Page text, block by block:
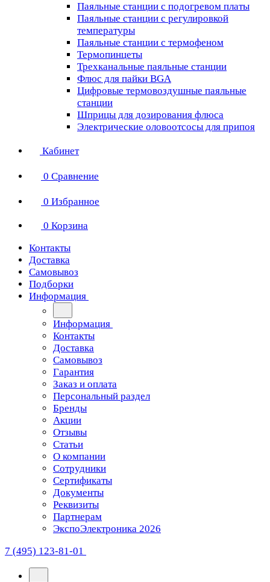
Паяльные станции с подогревом платы
Паяльные станции с регулировкой
температуры
Паяльные станции с термофеном
Термопинцеты
Трехканальные паяльные станции
Флюс для пайки BGA
Цифровые термовоздушные паяльные
станции
Шприцы для дозирования флюса
Электрические оловоотсосы для припоя
Кабинет
0 Сравнение
0 Избранное
0 Корзина
Контакты
Доставка
Самовывоз
Подборки
Информация
Информация
Контакты
Доставка
Самовывоз
Гарантия
Заказ и оплата
Персональный раздел
Бренды
Акции
Отзывы
Статьи
О компании
Сотрудники
Сертификаты
Документы
Реквизиты
Партнерам
ЭкспоЭлектроника 2026
7 (495) 123-81-01